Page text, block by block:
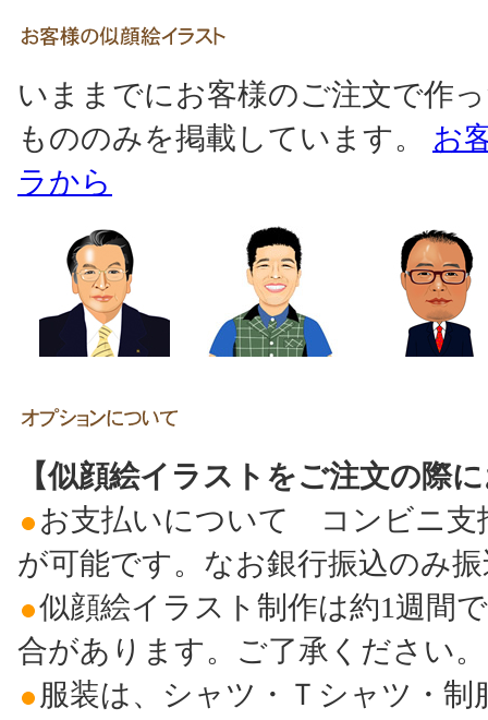
いままでにお客様のご注文で作
もののみを掲載しています。 お
ラから
【似顔絵イラストをご注文の際
お支払いについて コンビニ支
が可能です。なお銀行振込のみ
似顔絵イラスト制作は約1週間
合があります。ご了承ください。
服装は、シャツ・Ｔシャツ・